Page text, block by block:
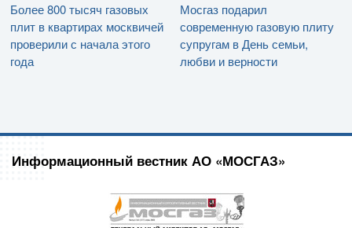
Более 800 тысяч газовых
плит в квартирах москвичей
проверили с начала этого
года
Мосгаз подарил
современную газовую плиту
супругам в День семьи,
любви и верности
Информационный вестник АО «МОСГАЗ»